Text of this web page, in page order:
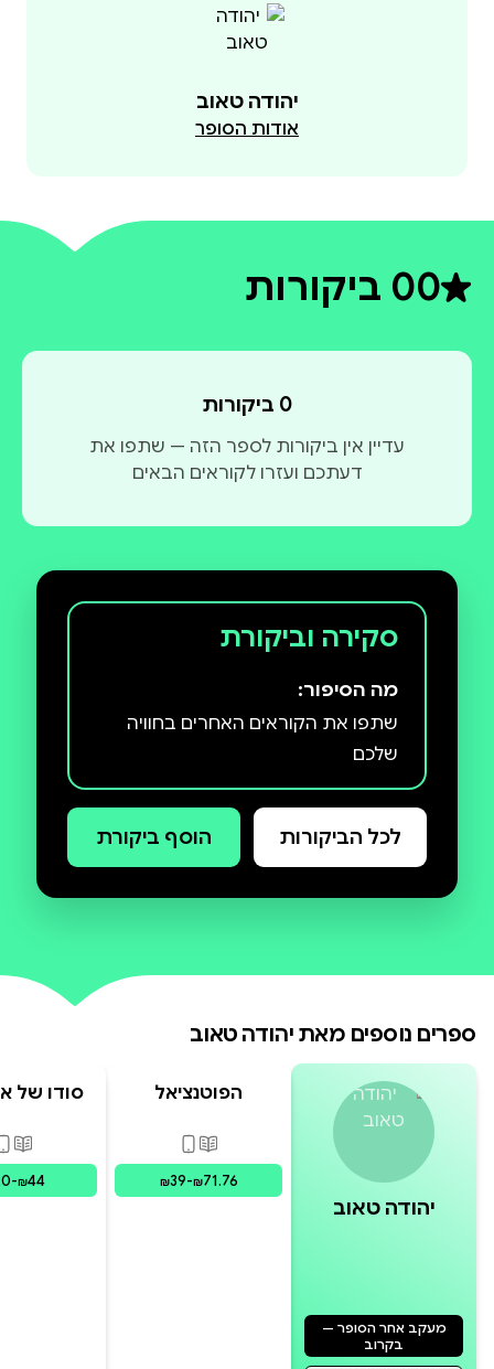
יהודה טאוב
אודות הסופר
0דירוג ממוצע 0 מתוך 5
0 ביקורות
0 ביקורות
עדיין אין ביקורות לספר הזה — שתפו את
דעתכם ועזרו לקוראים הבאים
סקירה וביקורת
מה הסיפור:
שתפו את הקוראים האחרים בחוויה
שלכם
לכל הביקורות הוסף ביקורת
ספרים נוספים מאת יהודה טאוב
יהודה טאוב
מעקב אחר הסופר —
בקרוב
הפוטנציאל
פורמטים זמינים
מודפס,
₪39-₪71.76
סודו של
-₪44